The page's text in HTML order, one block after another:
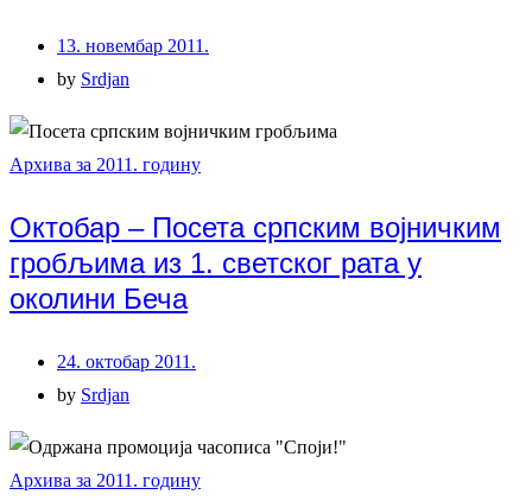
13. новембар 2011.
by Srdjan
Архива за 2011. годину
Октобар – Посета српским војничким
гробљима из 1. светског рата у
околини Беча
24. октобар 2011.
by Srdjan
Архива за 2011. годину